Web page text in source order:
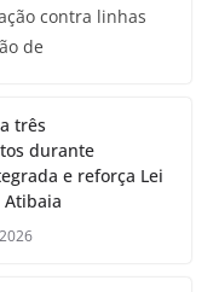
contra linhas
de
três
durante
e reforça Lei
Atibaia